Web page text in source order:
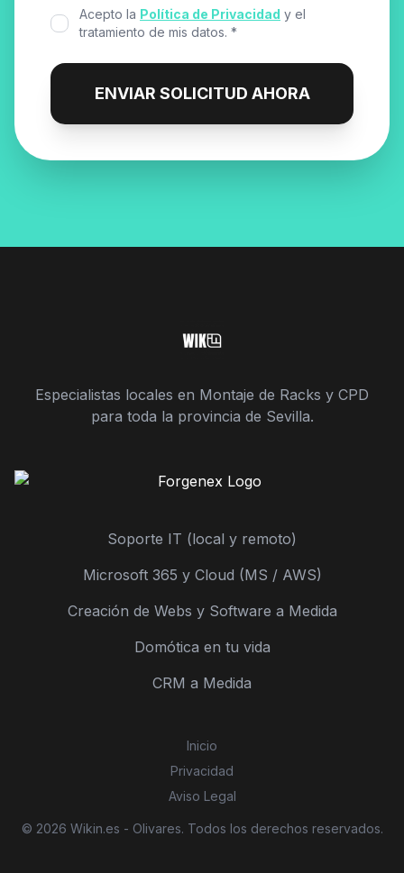
Acepto la Política de Privacidad y el
tratamiento de mis datos. *
ENVIAR SOLICITUD AHORA
Especialistas locales en Montaje de Racks y CPD
para toda la provincia de Sevilla.
Soporte IT (local y remoto)
Microsoft 365 y Cloud (MS / AWS)
Creación de Webs y Software a Medida
Domótica en tu vida
CRM a Medida
Inicio
Privacidad
Aviso Legal
© 2026 Wikin.es - Olivares. Todos los derechos reservados.